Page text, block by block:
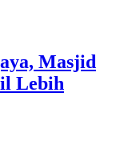
Masjid
Lebih